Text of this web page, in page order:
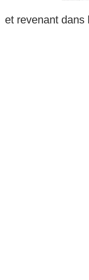
et revenant